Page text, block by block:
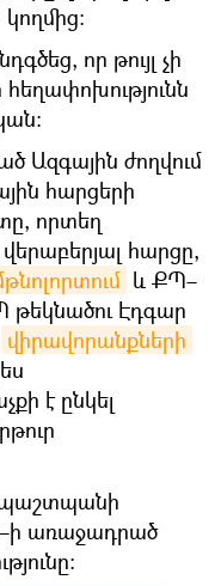
որ թույլ չի
Ազգային ժողվում
հարցերի
որտեղ
հարցը,
և ՔՊ–
Էդգար
վիրավորանքների
է ընկել
պաշտպանի
առաջադրած